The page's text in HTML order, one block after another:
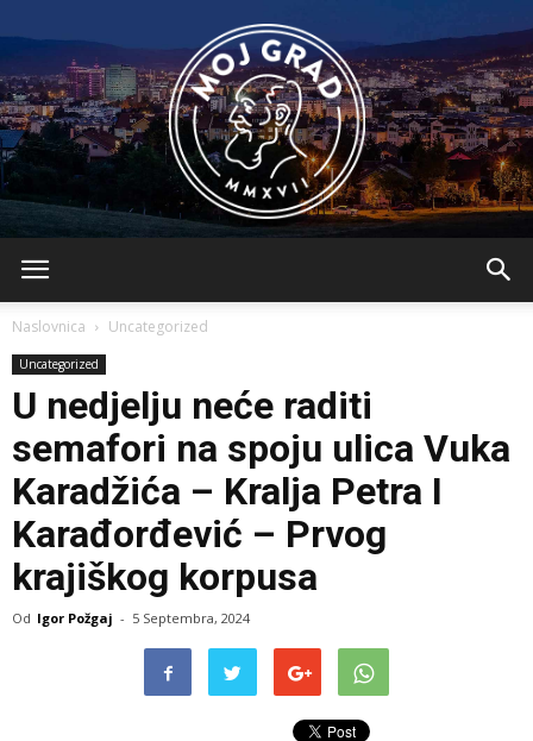
Naslovnica Uncategorized
Uncategorized
U nedjelju neće raditi
semafori na spoju ulica Vuka
Karadžića – Kralja Petra I
Karađorđević – Prvog
krajiškog korpusa
Od Igor Požgaj - 5 Septembra, 2024